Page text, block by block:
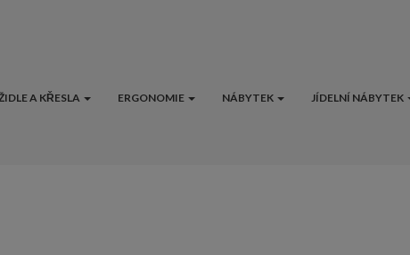
A KŘESLA ERGONOMIE NÁBYTEK JÍDELNÍ NÁBYTEK